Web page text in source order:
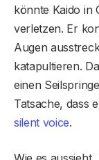
könnte Kaido in
verletzen. Er
Augen
katapultieren.
einen
Tatsache, dass
silent voice.